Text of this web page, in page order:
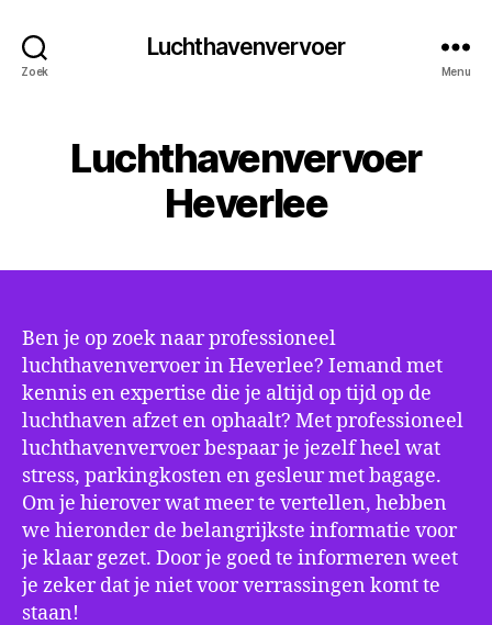
Zoek
Luchthavenvervoer
Menu
Luchthavenvervoer
Heverlee
Ben je op zoek naar professioneel
luchthavenvervoer in Heverlee? Iemand met
kennis en expertise die je altijd op tijd op de
luchthaven afzet en ophaalt? Met professioneel
luchthavenvervoer bespaar je jezelf heel wat
stress, parkingkosten en gesleur met bagage.
Om je hierover wat meer te vertellen, hebben
we hieronder de belangrijkste informatie voor
je klaar gezet. Door je goed te informeren weet
je zeker dat je niet voor verrassingen komt te
staan!